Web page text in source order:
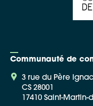
Communauté de
3 rue du Père
CS 28001
17410 Saint-Martin-